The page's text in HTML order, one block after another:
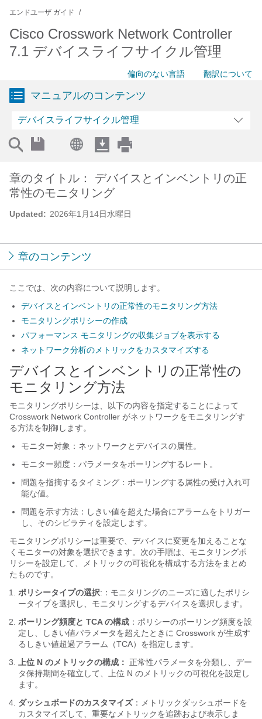
エンドユーザ ガイド
Cisco Crosswork Network Controller
7.1 デバイスライフサイクル管理
偏向のない言語 翻訳について
マニュアルのコンテンツ
デバイスライフサイクル管理
Updated: 2026年1月14日水曜日
章のタイトル： デバイスとインベントリの正
常性のモニタリング
章のコンテンツ
ここでは、次の内容について説明します。
デバイスとインベントリの正常性のモニタリング方法
モニタリングポリシーの作成
パフォーマンス モニタリングの収集ジョブを表示する
ネットワーク分析のメトリックをカスタマイズする
デバイスとインベントリの正常性の
モニタリング方法
モニタリングポリシーは、以下の内容を指定することによって
Crosswork Network Controller がネットワークをモニタリングす
る方法を制御します。
モニター対象：ネットワークとデバイスの属性。
モニター頻度：パラメータをポーリングするレート。
問題を指摘するタイミング：ポーリングする属性の受け入れ可
能な値。
問題を示す方法：しきい値を超えた場合にアラームをトリガー
し、そのシビラティを設定します。
モニタリングポリシーは重要で、デバイスに変更を加えることな
くモニターの対象を選択できます。次の手順は、モニタリングポ
リシーを設定して、メトリックの可視化を構成する方法をまとめ
たものです。
ポリシータイプの選択:：モニタリングのニーズに適したポリシ
ータイプを選択し、モニタリングするデバイスを選択します。
ポーリング頻度と TCA の構成 ：ポリシーのポーリング頻度を設
定し、しきい値パラメータを超えたときに Crosswork が生成す
るしきい値超過アラーム（TCA）を指定します。
上位 N のメトリックの構成：
正常性パラメータを分類し、デー
タ保持期間を確立して、上位 N のメトリックの可視化を設定し
ます。
ダッシュボードのカスタマイズ：メトリックダッシュボードを
カスタマイズして、重要なメトリックを追跡および表示しま